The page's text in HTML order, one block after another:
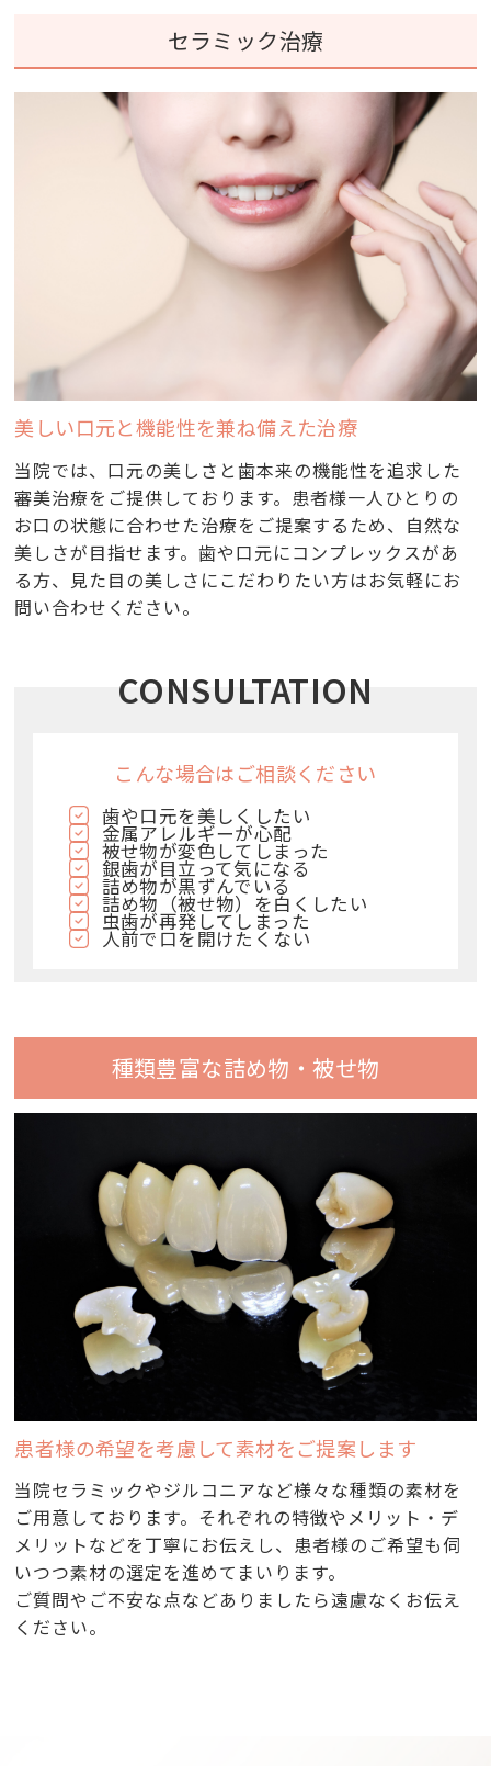
セラミック治療
美しい口元と機能性を兼ね備えた治療
当院では、口元の美しさと歯本来の機能性を追求した
審美治療をご提供しております。患者様一人ひとりの
お口の状態に合わせた治療をご提案するため、自然な
美しさが目指せます。歯や口元にコンプレックスがあ
る方、見た目の美しさにこだわりたい方はお気軽にお
問い合わせください。
CONSULTATION
こんな場合はご相談ください
歯や口元を美しくしたい
金属アレルギーが心配
被せ物が変色してしまった
銀歯が目立って気になる
詰め物が黒ずんでいる
詰め物（被せ物）を白くしたい
虫歯が再発してしまった
人前で口を開けたくない
種類豊富な詰め物・被せ物
患者様の希望を考慮して素材をご提案します
当院セラミックやジルコニアなど様々な種類の素材を
ご用意しております。それぞれの特徴やメリット・デ
メリットなどを丁寧にお伝えし、患者様のご希望も伺
いつつ素材の選定を進めてまいります。
ご質問やご不安な点などありましたら遠慮なくお伝え
ください。